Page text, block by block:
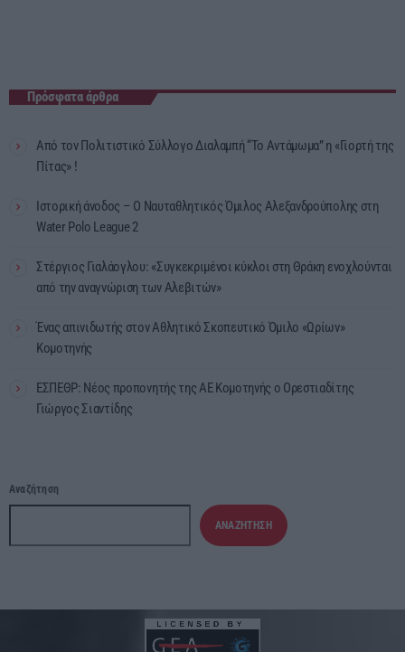
Πρόσφατα άρθρα
Από τον Πολιτιστικό Σύλλογο Διαλαμπή “Το Αντάμωμα” η «Γιορτή της
Πίτας» !
Ιστορική άνοδος – Ο Ναυταθλητικός Όμιλος Αλεξανδρούπολης στη
Water Polo League 2
Στέργιος Γιαλάογλου: «Συγκεκριμένοι κύκλοι στη Θράκη ενοχλούνται
από την αναγνώριση των Αλεβιτών»
Ένας απινιδωτής στον Αθλητικό Σκοπευτικό Όμιλο «Ωρίων»
Κομοτηνής
ΕΣΠΕΘΡ: Νέος προπονητής της ΑΕ Κομοτηνής ο Ορεστιαδίτης
Γιώργος Σιαντίδης
Αναζήτηση
ΑΝΑΖΉΤΗΣΗ